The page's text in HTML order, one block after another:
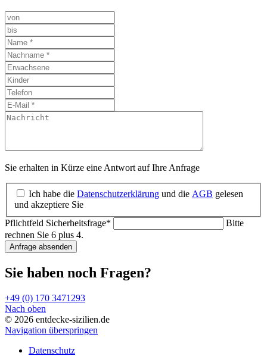
Sie erhalten in Kürze eine Antwort auf Ihre Anfrage
Ich habe die Datenschutzerklärung und die AGB gelesen
und akzeptiere Sie
Pflichtfeld Sicherheitsfrage*
Bitte
rechnen Sie 6 plus 4.
Anfrage absenden
Sie haben noch Fragen?
+49 (0) 170 3471293
Nach oben
© 2026 entdecke-sizilien.de
Navigation überspringen
Datenschutz